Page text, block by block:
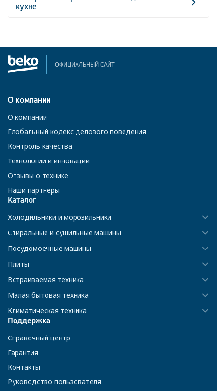
кухне
ОФИЦИАЛЬНЫЙ САЙТ
О компании
О компании
Глобальный кодекс делового поведения
Контроль качества
Технологии и инновации
Отзывы о технике
Наши партнёры
Каталог
Холодильники и морозильники
Стиральные и сушильные машины
Посудомоечные машины
Плиты
Встраиваемая техника
Малая бытовая техника
Климатическая техника
Поддержка
Справочный центр
Гарантия
Контакты
Руководство пользователя